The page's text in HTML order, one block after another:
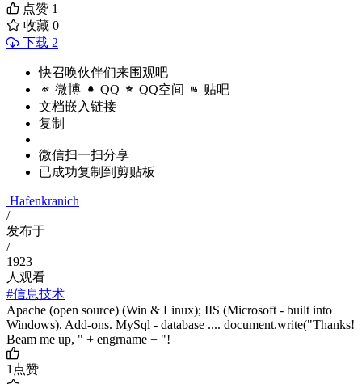
点赞 1
收藏 0
下载 2
快召唤伙伴们来围观吧
微博 QQ QQ空间 贴吧
文档嵌入链接
复制
微信扫一扫分享
已成功复制到剪贴板
Hafenkranich
/
发布于
/
1923
人观看
#信息技术
Apache (open source) (Win & Linux); IIS (Microsoft - built into
Windows). Add-ons. MySql - database .... document.write("Thanks!
Beam me up, " + engrname + "!
1点赞